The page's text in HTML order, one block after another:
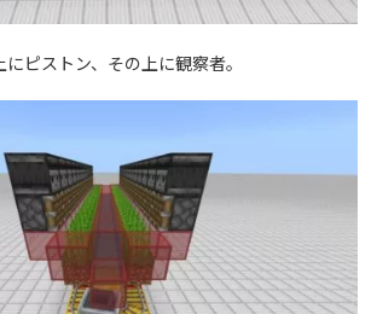
ピストン、その上に観察者。